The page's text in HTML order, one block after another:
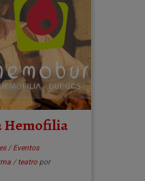
Hemofilia
/Eventos
/teatro por